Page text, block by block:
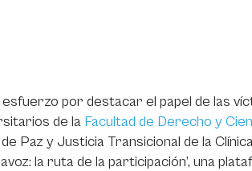
esfuerzo por destacar el papel de las
de la Facultad de Derecho y
Paz y Justicia Transicional de la
la ruta de la participación’, una